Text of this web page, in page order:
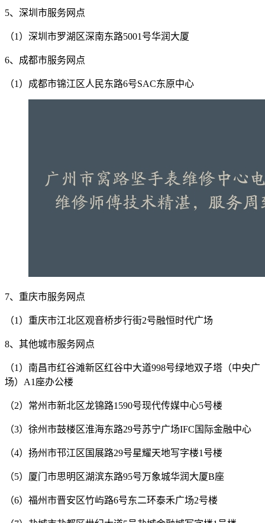
5、深圳市服务网点
（1）深圳市罗湖区深南东路5001号华润大厦
6、成都市服务网点
（1）成都市锦江区人民东路6号SAC东原中心
7、重庆市服务网点
（1）重庆市江北区观音桥步行街2号融恒时代广场
8、其他城市服务网点
（1）南昌市红谷滩新区红谷中大道998号绿地双子塔（中央广
场）A1座办公楼
（2）常州市新北区龙锦路1590号现代传媒中心5号楼
（3）徐州市鼓楼区淮海东路29号苏宁广场IFC国际金融中心
（4）扬州市邗江区国展路29号星耀天地写字楼1号楼
（5）厦门市思明区湖滨东路95号万象城华润大厦B座
（6）福州市晋安区竹屿路6号东二环泰禾广场2号楼